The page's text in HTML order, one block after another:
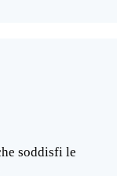
soddisfi le